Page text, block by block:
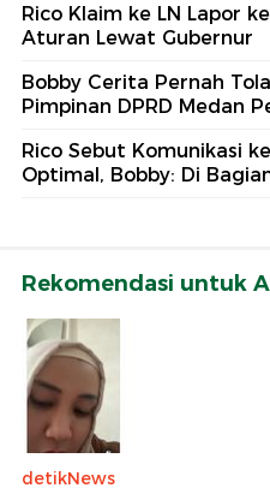
Rico Klaim ke LN Lapor
Aturan Lewat Gubernur
Bobby Cerita Pernah
Pimpinan DPRD Medan
Rico Sebut Komunikasi
Optimal, Bobby: Di
Rekomendasi untuk
detikNews